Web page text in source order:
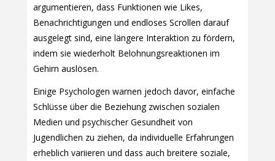
argumentieren, dass Funktionen wie Likes,
Benachrichtigungen und endloses Scrollen darauf
ausgelegt sind, eine längere Interaktion zu fördern,
indem sie wiederholt Belohnungsreaktionen im
Gehirn auslösen.
Einige Psychologen warnen jedoch davor, einfache
Schlüsse über die Beziehung zwischen sozialen
Medien und psychischer Gesundheit von
Jugendlichen zu ziehen, da individuelle Erfahrungen
erheblich variieren und dass auch breitere soziale,